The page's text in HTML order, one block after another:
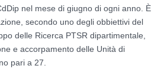
nel mese di giugno di ogni anno. È
secondo uno degli obbiettivi del
delle Ricerca PTSR dipartimentale,
e accorpamento delle Unità di
pari a 27.